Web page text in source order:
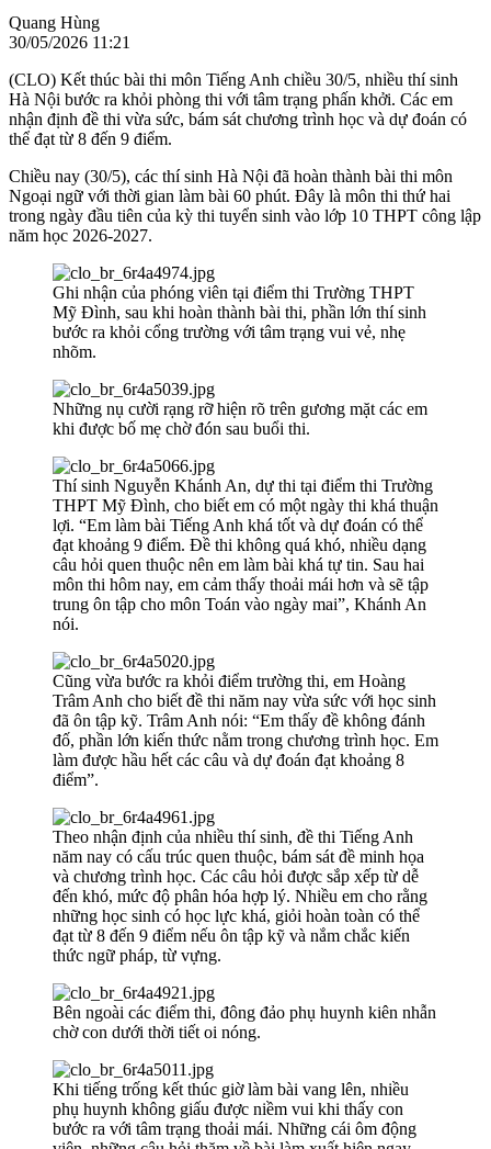
Quang Hùng
30/05/2026 11:21
(CLO) Kết thúc bài thi môn Tiếng Anh chiều 30/5, nhiều thí sinh
Hà Nội bước ra khỏi phòng thi với tâm trạng phấn khởi. Các em
nhận định đề thi vừa sức, bám sát chương trình học và dự đoán có
thể đạt từ 8 đến 9 điểm.
Chiều nay (30/5), các thí sinh Hà Nội đã hoàn thành bài thi môn
Ngoại ngữ với thời gian làm bài 60 phút. Đây là môn thi thứ hai
trong ngày đầu tiên của kỳ thi tuyển sinh vào lớp 10 THPT công lập
năm học 2026-2027.
Ghi nhận của phóng viên tại điểm thi Trường THPT
Mỹ Đình, sau khi hoàn thành bài thi, phần lớn thí sinh
bước ra khỏi cổng trường với tâm trạng vui vẻ, nhẹ
nhõm.
Những nụ cười rạng rỡ hiện rõ trên gương mặt các em
khi được bố mẹ chờ đón sau buổi thi.
Thí sinh Nguyễn Khánh An, dự thi tại điểm thi Trường
THPT Mỹ Đình, cho biết em có một ngày thi khá thuận
lợi. “Em làm bài Tiếng Anh khá tốt và dự đoán có thể
đạt khoảng 9 điểm. Đề thi không quá khó, nhiều dạng
câu hỏi quen thuộc nên em làm bài khá tự tin. Sau hai
môn thi hôm nay, em cảm thấy thoải mái hơn và sẽ tập
trung ôn tập cho môn Toán vào ngày mai”, Khánh An
nói.
Cũng vừa bước ra khỏi điểm trường thi, em Hoàng
Trâm Anh cho biết đề thi năm nay vừa sức với học sinh
đã ôn tập kỹ. Trâm Anh nói: “Em thấy đề không đánh
đố, phần lớn kiến thức nằm trong chương trình học. Em
làm được hầu hết các câu và dự đoán đạt khoảng 8
điểm”.
Theo nhận định của nhiều thí sinh, đề thi Tiếng Anh
năm nay có cấu trúc quen thuộc, bám sát đề minh họa
và chương trình học. Các câu hỏi được sắp xếp từ dễ
đến khó, mức độ phân hóa hợp lý. Nhiều em cho rằng
những học sinh có học lực khá, giỏi hoàn toàn có thể
đạt từ 8 đến 9 điểm nếu ôn tập kỹ và nắm chắc kiến
thức ngữ pháp, từ vựng.
Bên ngoài các điểm thi, đông đảo phụ huynh kiên nhẫn
chờ con dưới thời tiết oi nóng.
Khi tiếng trống kết thúc giờ làm bài vang lên, nhiều
phụ huynh không giấu được niềm vui khi thấy con
bước ra với tâm trạng thoải mái. Những cái ôm động